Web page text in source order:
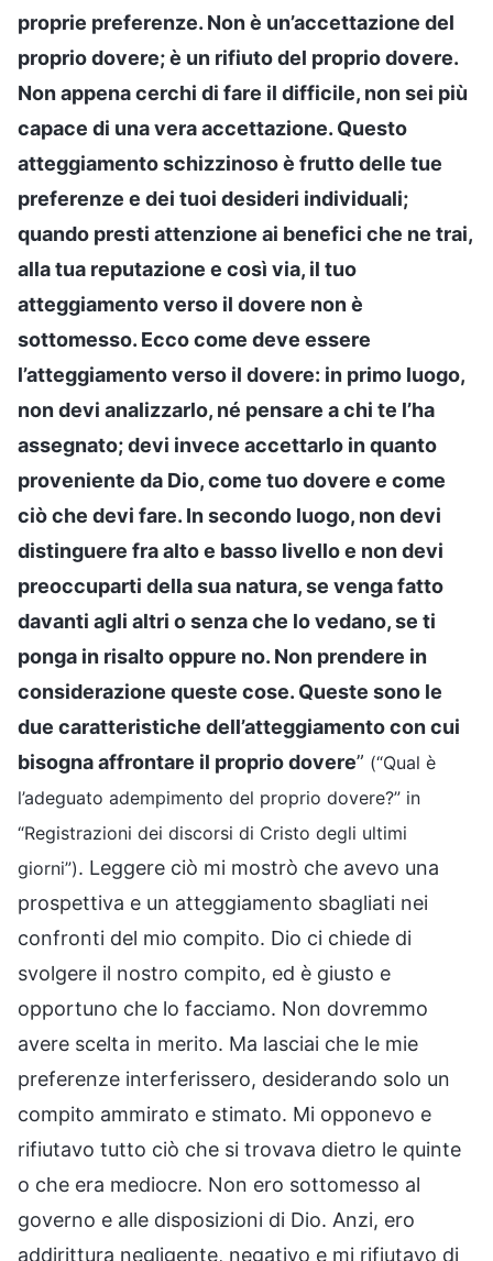
proprie preferenze. Non è un’accettazione del
proprio dovere; è un rifiuto del proprio dovere.
Non appena cerchi di fare il difficile, non sei più
capace di una vera accettazione. Questo
atteggiamento schizzinoso è frutto delle tue
preferenze e dei tuoi desideri individuali;
quando presti attenzione ai benefici che ne trai,
alla tua reputazione e così via, il tuo
atteggiamento verso il dovere non è
sottomesso. Ecco come deve essere
l’atteggiamento verso il dovere: in primo luogo,
non devi analizzarlo, né pensare a chi te l’ha
assegnato; devi invece accettarlo in quanto
proveniente da Dio, come tuo dovere e come
ciò che devi fare. In secondo luogo, non devi
distinguere fra alto e basso livello e non devi
preoccuparti della sua natura, se venga fatto
davanti agli altri o senza che lo vedano, se ti
ponga in risalto oppure no. Non prendere in
considerazione queste cose. Queste sono le
due caratteristiche dell’atteggiamento con cui
bisogna affrontare il proprio dovere” (“Qual è
l’adeguato adempimento del proprio dovere?” in
“Registrazioni dei discorsi di Cristo degli ultimi
giorni”). Leggere ciò mi mostrò che avevo una
prospettiva e un atteggiamento sbagliati nei
confronti del mio compito. Dio ci chiede di
svolgere il nostro compito, ed è giusto e
opportuno che lo facciamo. Non dovremmo
avere scelta in merito. Ma lasciai che le mie
preferenze interferissero, desiderando solo un
compito ammirato e stimato. Mi opponevo e
rifiutavo tutto ciò che si trovava dietro le quinte
o che era mediocre. Non ero sottomesso al
governo e alle disposizioni di Dio. Anzi, ero
addirittura negligente, negativo e mi rifiutavo di